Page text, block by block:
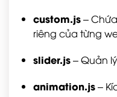
custom.js–
riêng của từng
slider.js– Quản
animation.js–